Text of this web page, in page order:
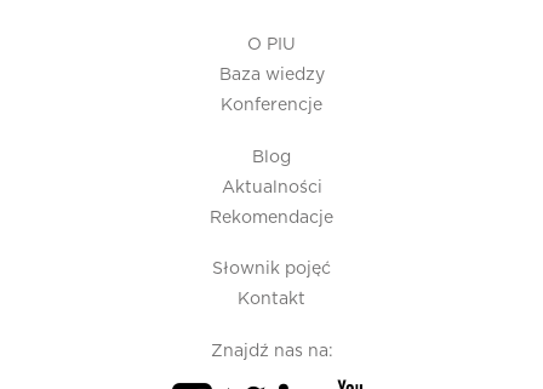
O PIU
Baza wiedzy
Konferencje
Blog
Aktualności
Rekomendacje
Słownik pojęć
Kontakt
Znajdź nas na: